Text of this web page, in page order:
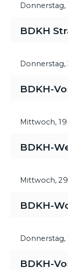
Donnerstag,
BDKH
Donnerstag,
BDKH-
Mittwoch,
BDKH-
Mittwoch,
BDKH-
Donnerstag,
BDKH-